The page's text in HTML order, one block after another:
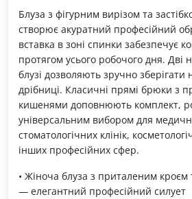
Блуза з фігурним вирізом та
створює акуратний професійний
вставка в зоні спинки забезпечує
протягом усього робочого дня. Дві
блузі дозволяють зручно зберігати
дрібниці. Класичні прямі брюки з
кишенями доповнюють комплект,
універсальним вибором для
стоматологічних клінік,
інших професійних сфер.
• Жіноча блуза з приталеним кроєм
— елегантний професійний силует